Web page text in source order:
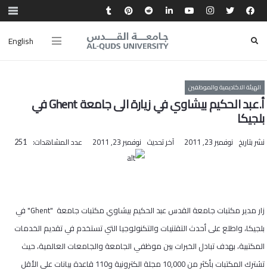
English
الهيئة الاكاديمية والموظفين
أ.عبد الحكيم بيشاوي في زيارة الى جامعة Ghent في
بلجيكا
نشر بتاريخ نوفمبر 23, 2011 آخر تحديث نوفمبر 23, 2011 عدد المشاهدات: 251
زار مدير مكتبات جامعة القدس عبد الحكيم بيشاوي مكتبات جامعة "Ghent" في
بلجيكا، واطلع على أحدث التقتنيات والتكنولوجيا التي تستخدم في تقديم الخدمات
المكتبية، بهدف تبادل الخبرات بين موظفي الجامعة والجامعات العالمية، حيث
تشترك المكتبات بأكثر من 10,000 مجلة الكترونية و110 قاعدة بيانات على الأقل